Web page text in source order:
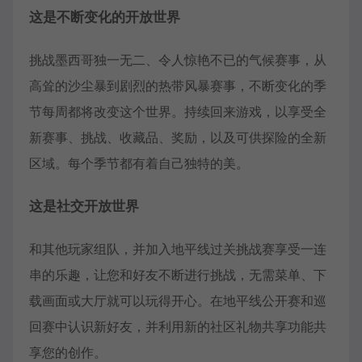
这是不断变化的开放世界
挑战墨西哥独一无二、令人惊艳不已的气候赛事，从
高耸的沙尘暴到剧烈的热带风暴赛事，不断变化的季
节每周都将改变这个世界。持续回来游戏，以享受全
新赛事、挑战、收藏品、奖励，以及可供探险的全新
区域。每个季节都有着自己独特的美。
这是社交开放世界
和其他玩家组队，并加入地平线过关挑战赛享受一连
串的乐趣，让您和好友不断进行挑战，无需菜单、下
载画面或大厅就可以玩得开心。在地平线公开赛和巡
回赛中认识新好友，并利用新的社区礼物共享功能共
享您的创作。